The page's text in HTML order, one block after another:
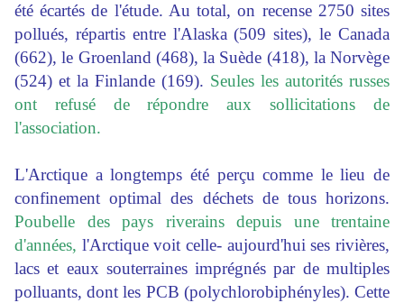
été écartés de l'étude. Au total, on recense 2750 sites
pollués, répartis entre l'Alaska (509 sites), le Canada
(662), le Groenland (468), la Suède (418), la Norvège
(524) et la Finlande (169). Seules les autorités russes
ont refusé de répondre aux sollicitations de
l'association.
L'Arctique a longtemps été perçu comme le lieu de
confinement optimal des déchets de tous horizons.
Poubelle des pays riverains depuis une trentaine
d'années, l'Arctique voit celle- aujourd'hui ses rivières,
lacs et eaux souterraines imprégnés par de multiples
polluants, dont les PCB (polychlorobiphényles). Cette